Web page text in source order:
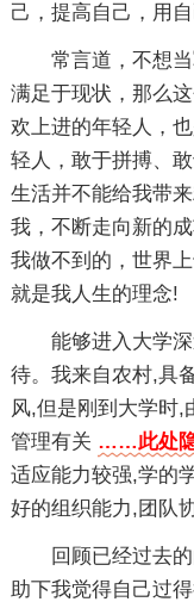
己，提高自己，用
常言道，不想
满足于现状，那么
欢上进的年轻人，
轻人，敢于拼搏、
生活并不能给我带
我，不断走向新的
我做不到的，世界
就是我人生的理念!
能够进入大学
待。我来自农村,具
风,但是刚到大学时,
管理有关 ……此处
适应能力较强,学的
好的组织能力,团队
回顾已经过去
助下我觉得自己过